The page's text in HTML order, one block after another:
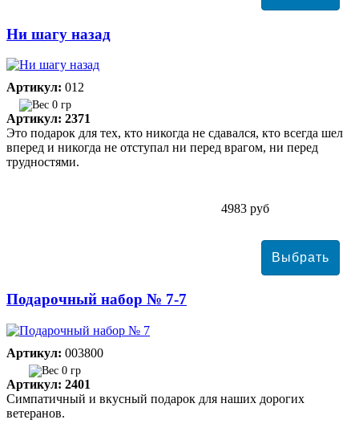
Ни шагу назад
Артикул: 012
0 гр
Артикул: 2371
Это подарок для тех, кто никогда не сдавался, кто всегда шел
вперед и никогда не отступал ни перед врагом, ни перед
трудностями.
4983 руб
Подарочный набор № 7-7
Артикул: 003800
0 гр
Артикул: 2401
Симпатичный и вкусный подарок для наших дорогих
ветеранов.